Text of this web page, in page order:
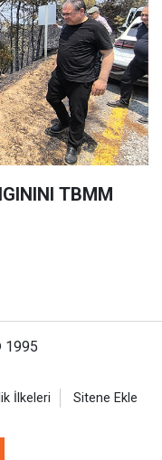
TBMM
1995
İlkeleri Sitene Ekle